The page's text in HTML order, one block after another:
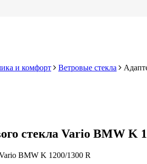
и комфорт Ветровые стекла
стекла Vario BMW K
BMW K 1200/1300 R